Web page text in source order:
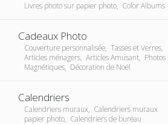
Livres photo sur papier photo, Color Albums
Cadeaux Photo
Couverture personnalisée, Tasses et Verres,
Articles ménagers, Articles Amusant, Photos
Magnétiques, Décoration de Noël
Calendriers
Calendriers muraux, Calendriers muraux
papier photo, Calendriers de bureau